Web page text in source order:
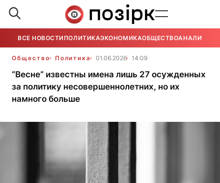
ВСЕ НОВОСТИ ПОЛИТИКАЭКОНОМИКАОБЩЕСТВОАНАЛИТИКА
Общество Политика 01.06.2026 14:09
“Весне“ известны имена лишь 27 осужденных
за политику несовершеннолетних, но их
намного больше